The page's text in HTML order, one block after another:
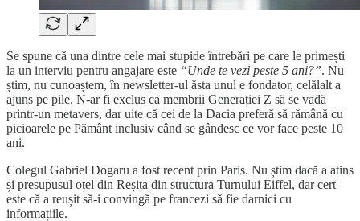
Se spune că una dintre cele mai stupide întrebări pe care le primești
la un interviu pentru angajare este “Unde te vezi peste 5 ani?”. Nu
știm, nu cunoaștem, în newsletter-ul ăsta unul e fondator, celălalt a
ajuns pe pile. N-ar fi exclus ca membrii Generației Z să se vadă
printr-un metavers, dar uite că cei de la Dacia preferă să rămână cu
picioarele pe Pământ inclusiv când se gândesc ce vor face peste 10
ani.
Colegul Gabriel Dogaru a fost recent prin Paris. Nu știm dacă a atins
și presupusul oțel din Reșița din structura Turnului Eiffel, dar cert
este că a reușit să-i convingă pe francezi să fie darnici cu
informațiile.